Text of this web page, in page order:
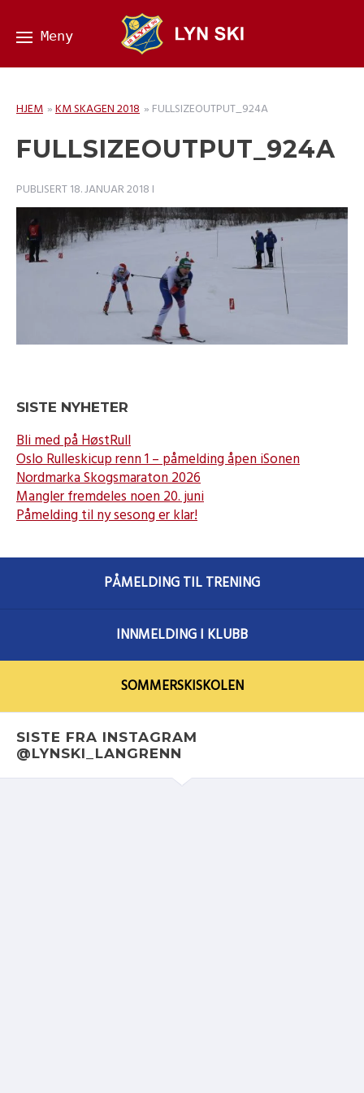
HJEM »KM SKAGEN 2018 » FULLSIZEOUTPUT_924A
FULLSIZEOUTPUT_924A
PUBLISERT18. JANUAR 2018 I
SISTE NYHETER
Bli med på HøstRull
Oslo Rulleskicup renn 1 – påmelding åpen iSonen
Nordmarka Skogsmaraton 2026
Mangler fremdeles noen 20. juni
Påmelding til ny sesong er klar!
PÅMELDING TIL TRENING
INNMELDING I KLUBB
SOMMERSKISKOLEN
SISTE FRA INSTAGRAM
@LYNSKI_LANGRENN